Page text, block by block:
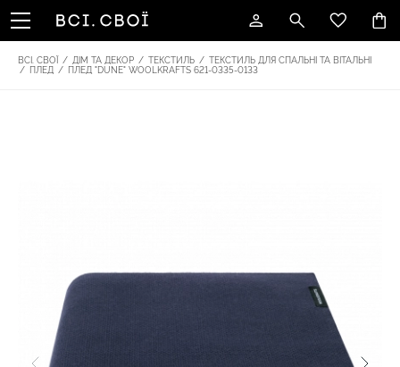
ВСІ. СВОЇ / ДІМ ТА ДЕКОР / ТЕКСТИЛЬ / ТЕКСТИЛЬ ДЛЯ СПАЛЬНІ ТА ВІТАЛЬНІ
/ ПЛЕД / ПЛЕД "DUNE" WOOLKRAFTS 621-0335-0133